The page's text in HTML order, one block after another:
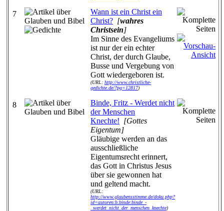
7
Wann ist ein Christ ein
Christ? [wahres
Christsein]
Im Sinne des Evangeliums
ist nur der ein echter
Christ, der durch Glaube,
Busse und Vergebung von
Gott wiedergeboren ist.
(URL: http://www.christliche-
gedichte.de/?pg=12817)
8
Binde, Fritz - Werdet nicht
der Menschen
Knechte! [Gottes
Eigentum]
Gläubige werden an das
ausschließliche
Eigentumsrecht erinnert,
das Gott in Christus Jesus
über sie gewonnen hat
und geltend macht.
(URL:
http://www.glaubensstimme.de/doku.php?
id=autoren:b:binde:binde_-
_werdet_nicht_der_menschen_knechte)